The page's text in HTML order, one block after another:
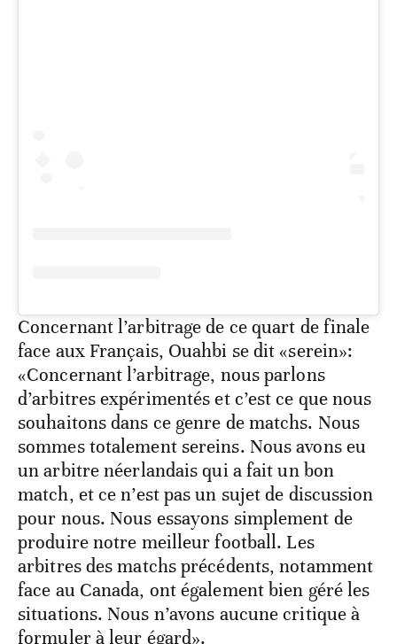
Concernant l’arbitrage de ce quart de finale
face aux Français, Ouahbi se dit «serein»:
«Concernant l’arbitrage, nous parlons
d’arbitres expérimentés et c’est ce que nous
souhaitons dans ce genre de matchs. Nous
sommes totalement sereins. Nous avons eu
un arbitre néerlandais qui a fait un bon
match, et ce n’est pas un sujet de discussion
pour nous. Nous essayons simplement de
produire notre meilleur football. Les
arbitres des matchs précédents, notamment
face au Canada, ont également bien géré les
situations. Nous n’avons aucune critique à
formuler à leur égard».